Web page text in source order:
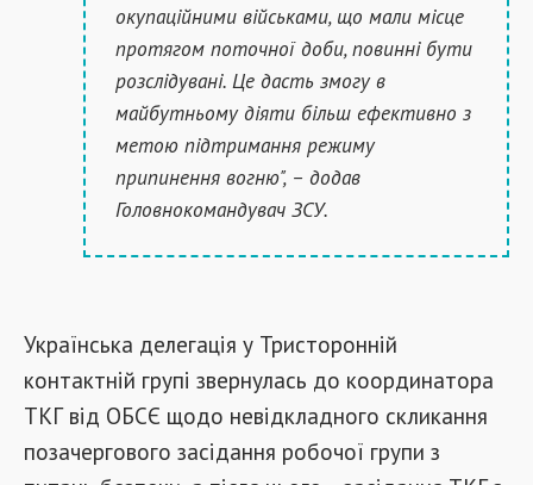
окупаційними військами, що мали місце
протягом поточної доби, повинні бути
розслідувані. Це дасть змогу в
майбутньому діяти більш ефективно з
метою підтримання режиму
припинення вогню", – додав
Головнокомандувач ЗСУ.
Українська делегація у Тристоронній
контактній групі звернулась до координатора
ТКГ від ОБСЄ щодо невідкладного скликання
позачергового засідання робочої групи з